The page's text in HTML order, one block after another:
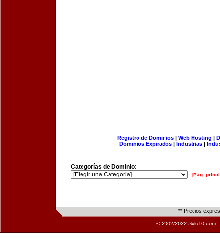
Registro de Dominios| Web Hosting |
Dominios Expirados | Industrias |
Categorías de Dominio:
[Pág.
** Precios
© 2002/2022 Solo10.com